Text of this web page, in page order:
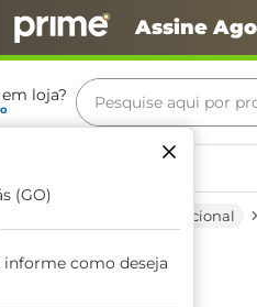
Assine
loja?
(GO)
informe como deseja
Pesquise aqui por
Convencional
Termos mais
café